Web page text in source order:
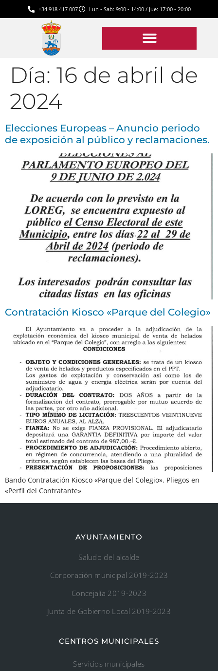
+34 918 417 007 Lun - Sab: 9:00 - 14:00 / Jue: 17:00 - 20:00
Día: 16 de abril de
2024
Elecciones Europeas – Anuncio periodo
de exposición al público y reclamaciones.
Contratación Kiosco «Parque del Colegio»
Bando Contratación Kiosco «Parque del Colegio». Pliegos en
«Perfil del Contratante»
AYUNTAMIENTO
Saludo del alcalde
Corporación municipal 2019-2023
Concejalía 2019-2023
Junta de Gobierno Local 2019-2023
CENTROS MUNICIPALES
Servicios municipales